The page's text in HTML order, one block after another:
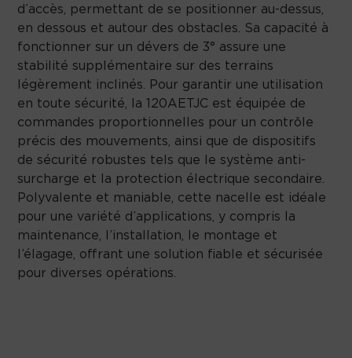
d’accès, permettant de se positionner au-dessus,
en dessous et autour des obstacles. Sa capacité à
fonctionner sur un dévers de 3° assure une
stabilité supplémentaire sur des terrains
légèrement inclinés. Pour garantir une utilisation
en toute sécurité, la 120AETJC est équipée de
commandes proportionnelles pour un contrôle
précis des mouvements, ainsi que de dispositifs
de sécurité robustes tels que le système anti-
surcharge et la protection électrique secondaire.
Polyvalente et maniable, cette nacelle est idéale
pour une variété d’applications, y compris la
maintenance, l’installation, le montage et
l’élagage, offrant une solution fiable et sécurisée
pour diverses opérations.